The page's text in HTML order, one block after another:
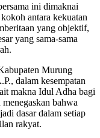
ini dimaknai
antara kekuatan
yang objektif,
yang sama-sama
Murung
dalam kesempatan
makna Idul Adha bagi
bahwa
dasar dalam setiap
rakyat.